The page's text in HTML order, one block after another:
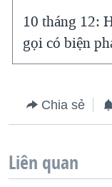
10 tháng 12:
gọi có biện
Chia sẻ
Liên quan